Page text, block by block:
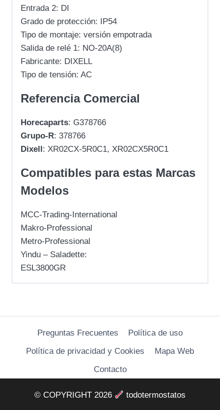
Entrada 2: DI
Grado de protección: IP54
Tipo de montaje: versión empotrada
Salida de relé 1: NO-20A(8)
Fabricante: DIXELL
Tipo de tensión: AC
Referencia Comercial
Horecaparts: G378766
Grupo-R: 378766
Dixell: XR02CX-5R0C1, XR02CX5R0C1
Compatibles para estas Marcas
Modelos
MCC-Trading-International
Makro-Professional
Metro-Professional
Yindu – Saladette:
ESL3800GR
Preguntas Frecuentes
Política de uso
Política de privacidad y Cookies
Mapa Web
Contacto
© COPYRIGHT 2026 todotermostatos